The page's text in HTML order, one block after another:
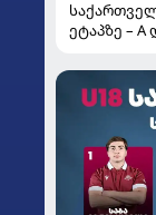
ეტაპზე – A